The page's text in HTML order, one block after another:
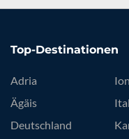
Top-Destinationen
Adria
Ägäis
Deutschland